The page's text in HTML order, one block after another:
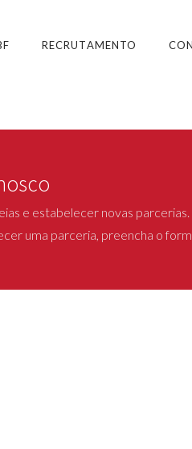
RECRUTAMENTO
e estabelecer novas parcerias.
uma parceria, preencha o